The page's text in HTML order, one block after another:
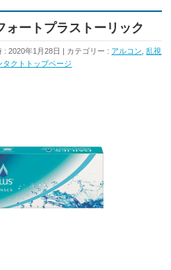
ォートプラストーリック
: 2020年1月28日 カテゴリー : アルコン ,乱視
クトトップページ